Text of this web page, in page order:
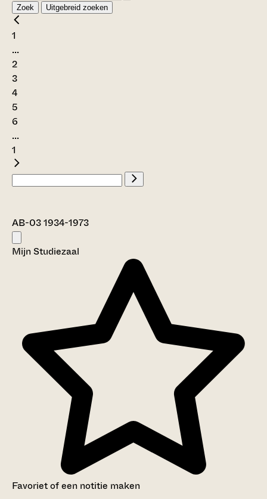
Zoek Uitgebreid zoeken
1
...
2
3
4
5
6
...
1
AB-03 1934-1973
Mijn Studiezaal
Favoriet of een notitie maken